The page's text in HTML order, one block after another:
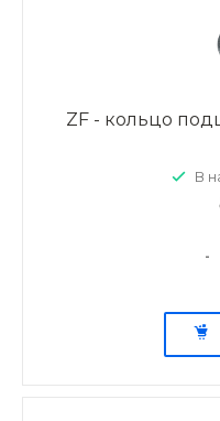
ZF - кольцо
В
-